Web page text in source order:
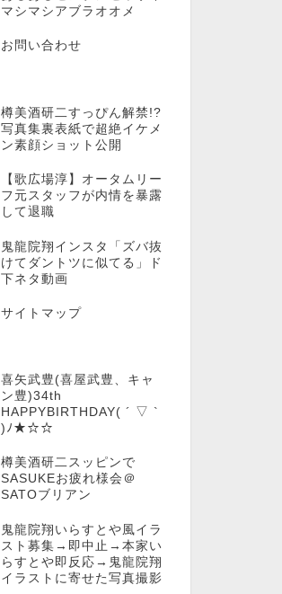
マシマシアブラオオメ
お問い合わせ
樽美酒研二すっぴん解禁!?
写真集裏表紙で超絶イケメ
ン素顔ショット公開
【歌広場淳】オータムリー
フ元スタッフが内情を暴露
して退職
鬼龍院翔インスタ「ズバ抜
けてダントツに似てる」ド
下ネタ動画
サイトマップ
喜矢武豊(喜屋武豊、キャ
ン豊)34th
HAPPYBIRTHDAY( ´ ▽ `
)ﾉ★☆☆
樽美酒研二スッピンで
SASUKEお疲れ様会＠
SATOブリアン
鬼龍院翔いらすとや風イラ
スト募集→即中止→本家い
らすとや即反応→鬼龍院翔
イラストに寄せた写真撮影